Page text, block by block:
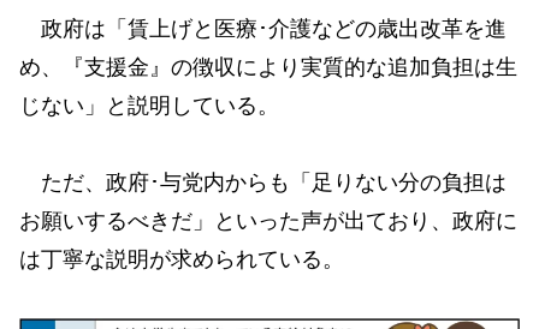
政府は「賃上げと医療･介護などの歳出改革を進
め、『支援金』の徴収により実質的な追加負担は生
じない」と説明している。
ただ、政府･与党内からも「足りない分の負担は
お願いするべきだ」といった声が出ており、政府に
は丁寧な説明が求められている。